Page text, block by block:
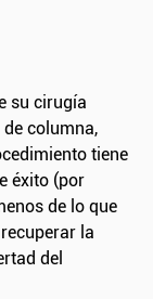
su cirugía
columna,
tiene
éxito (por
de lo que
la
del